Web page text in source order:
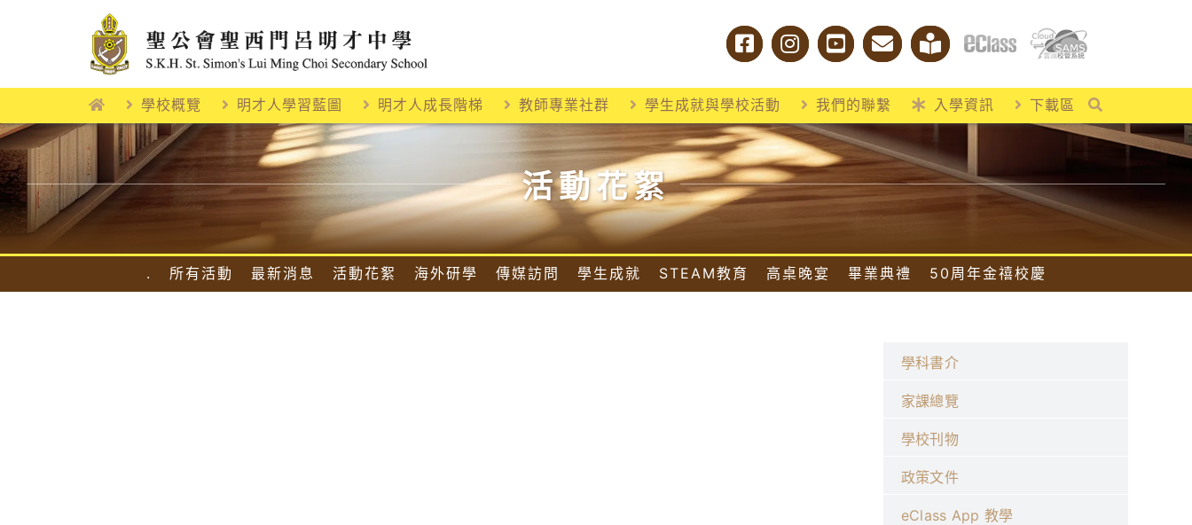
學校概覽 明才人學習藍圖 明才人成長階梯 教師專業社群 學生成就與學校活動 我們的聯繫 入學資訊 下載區
活動花絮
. 所有活動 最新消息 活動花絮 海外研學 傳媒訪問 學生成就 STEAM教育 高桌晚宴 畢業典禮 50周年金禧校慶
學科書介
家課總覽
學校刊物
政策文件
eClass App 教學